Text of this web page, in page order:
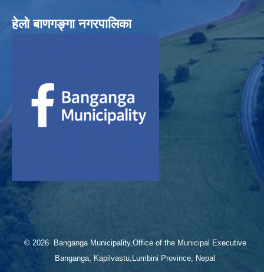
हेलाे बाणगङ्गा नगरपालिका
© 2026 Banganga Municipality,Office of the Municipal Executive
Banganga, Kapilvastu,Lumbini Province, Nepal